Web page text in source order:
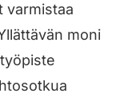
varmistaa
moni